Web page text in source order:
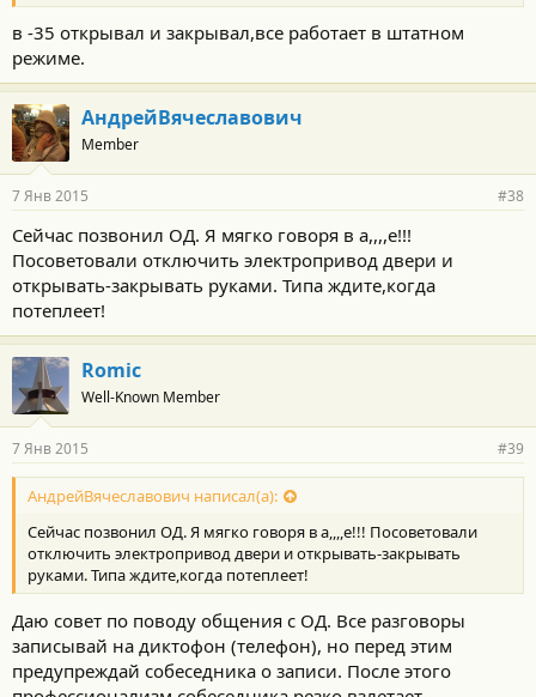
в -35 открывал и закрывал,все работает в штатном
режиме.
АндрейВячеславович
Member
7 Янв 2015 #38
Сейчас позвонил ОД. Я мягко говоря в а,,,,е!!!
Посоветовали отключить электропривод двери и
открывать-закрывать руками. Типа ждите,когда
потеплеет!
Romic
Well-Known Member
7 Янв 2015 #39
АндрейВячеславович написал(а):
Сейчас позвонил ОД. Я мягко говоря в а,,,,е!!! Посоветовали
отключить электропривод двери и открывать-закрывать
руками. Типа ждите,когда потеплеет!
Даю совет по поводу общения с ОД. Все разговоры
записывай на диктофон (телефон), но перед этим
предупреждай собеседника о записи. После этого